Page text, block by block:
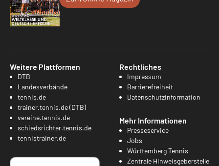
Weitere Plattformen
DTB
Landesverbände
tennis.de
trainer.tennis.de (DTB)
vereine.tennis.de
schiedsrichter.tennis.de
tennistrainer.de
Rechtliches
Impressum
Barrierefreiheit
Datenschutzinformation
Mehr Informationen
Presseservice
Jobs
Württemberg Tennis
Zentrale Hinweisgeberstelle